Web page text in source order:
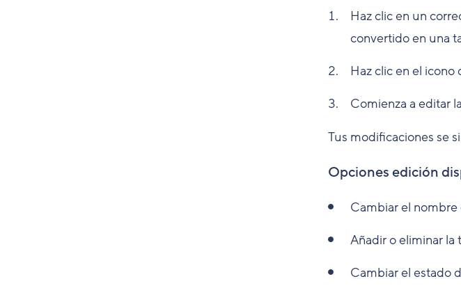
Haz clic en un
convertido en una
Haz clic en el icono
Comienza a editar
Tus modificaciones se
Opciones edición
Cambiar el nombre
Añadir o eliminar la
Cambiar el estado